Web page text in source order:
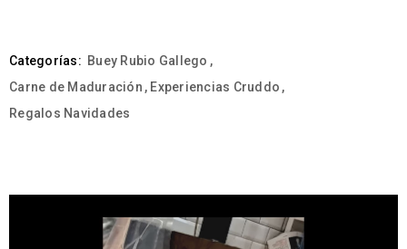
Categorías: Buey Rubio Gallego ,
Carne de Maduración , Experiencias Cruddo ,
Regalos Navidades